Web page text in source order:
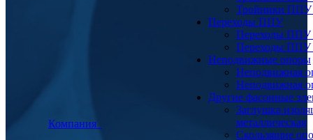
Компания
Тройники
Переходы ППУ
Переходы
Переходы
Неподвижные опоры
Неподвижная
Неподвижная
Другие фасонные
Заглушка
металлическая
Скользящие